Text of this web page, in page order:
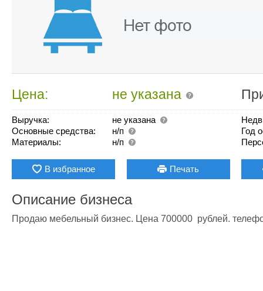
Цена: не указана
Выручка:
не указана
Основные средства:
н/п
Материалы:
н/п
Год
В избранное Печать
Описание бизнеса
Продаю мебельный бизнес. Цена 700000  рублей.